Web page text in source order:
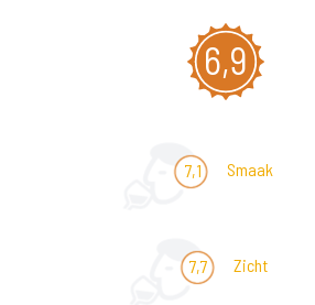
6,9
7,1 Smaak
7,7 Zicht